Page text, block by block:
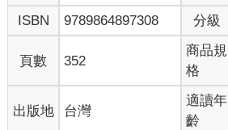
ISBN
9789864897308 分級
頁數 352
商品規
格
出版地 台灣
適讀年
齡